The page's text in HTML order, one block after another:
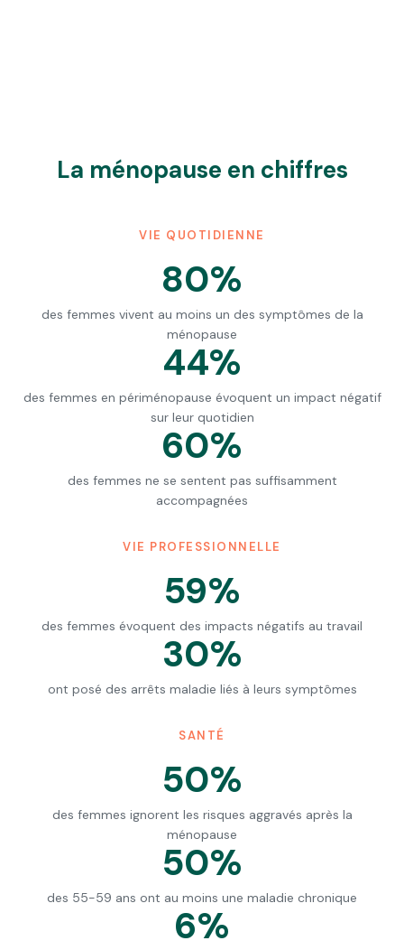
La ménopause en chiffres
VIE QUOTIDIENNE
80%
des femmes vivent au moins un des symptômes de la
ménopause
44%
des femmes en périménopause évoquent un impact négatif
sur leur quotidien
60%
des femmes ne se sentent pas suffisamment
accompagnées
VIE PROFESSIONNELLE
59%
des femmes évoquent des impacts négatifs au travail
30%
ont posé des arrêts maladie liés à leurs symptômes
SANTÉ
50%
des femmes ignorent les risques aggravés après la
ménopause
50%
des 55-59 ans ont au moins une maladie chronique
6%